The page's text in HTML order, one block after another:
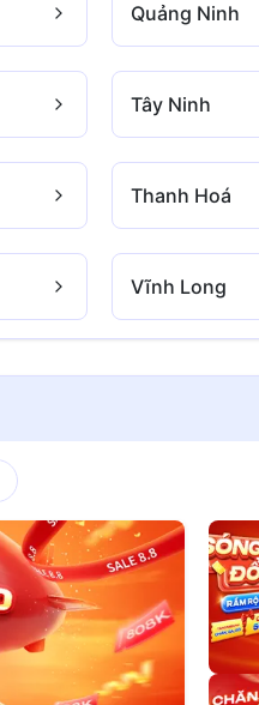
Quảng Ninh
Tây Ninh
Thanh Hoá
Vĩnh Long